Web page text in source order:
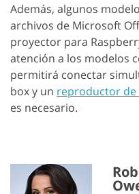
Además, algunos
archivos de Microsoft
proyector para
atención a los modelos
permitirá conectar
box y un reproductor de
es necesario.